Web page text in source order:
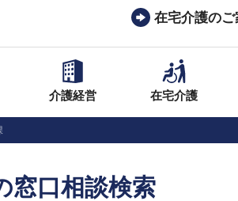
在宅介護の
介護経営 在宅介護
窓口相談検索